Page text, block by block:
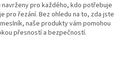
navrženy pro každého, kdo potřebuje
pro řezání. Bez ohledu na to, zda jste
naše produkty vám pomohou
přesností a bezpečností.